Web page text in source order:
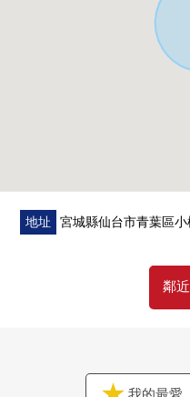
○ Youk-Benimaru仙台小松
○ TSURUHA藥品仙台2的
地址 宮城縣仙台市青葉區小
鄰